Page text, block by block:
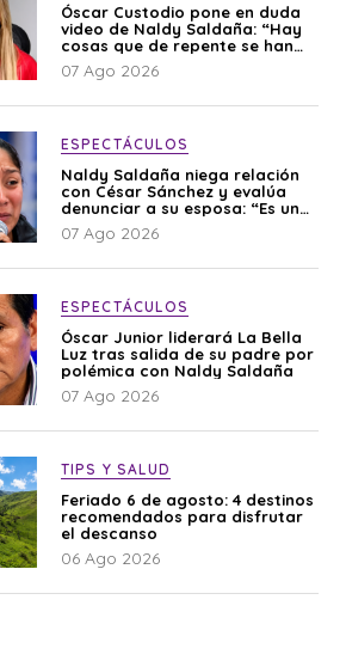
Óscar Custodio pone en duda
video de Naldy Saldaña: “Hay
cosas que de repente se han
editado”
07 Ago 2026
ESPECTÁCULOS
Naldy Saldaña niega relación
con César Sánchez y evalúa
denunciar a su esposa: “Es una
difamación”
07 Ago 2026
ESPECTÁCULOS
Óscar Junior liderará La Bella
Luz tras salida de su padre por
polémica con Naldy Saldaña
07 Ago 2026
TIPS Y SALUD
Feriado 6 de agosto: 4 destinos
recomendados para disfrutar
el descanso
06 Ago 2026